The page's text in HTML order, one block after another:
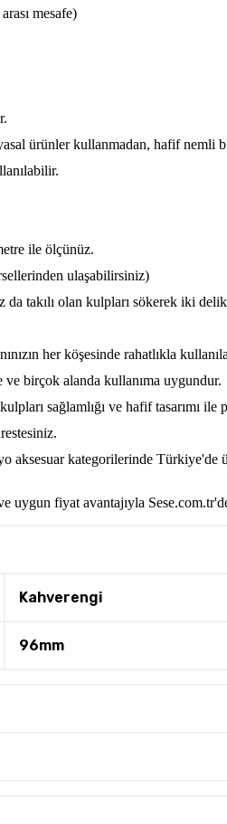
mesafe)
ürünler kullanmadan, hafif nemli
ile ölçünüz.
ulaşabilirsiniz)
takılı olan kulpları sökerek iki
her köşesinde rahatlıkla
birçok alanda kullanıma uygundur.
sağlamlığı ve hafif tasarımı ile
aksesuar kategorilerinde
uygun fiyat avantajıyla
Kahverengi
96mm